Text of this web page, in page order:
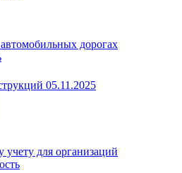
дорогах
05.11.2025
для организаций